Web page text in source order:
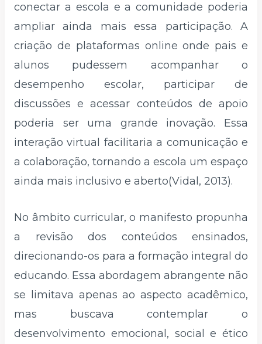
conectar a escola e a comunidade poderia
ampliar ainda mais essa participação. A
criação de plataformas online onde pais e
alunos pudessem acompanhar o
desempenho escolar, participar de
discussões e acessar conteúdos de apoio
poderia ser uma grande inovação. Essa
interação virtual facilitaria a comunicação e
a colaboração, tornando a escola um espaço
ainda mais inclusivo e aberto(Vidal, 2013).
No âmbito curricular, o manifesto propunha
a revisão dos conteúdos ensinados,
direcionando-os para a formação integral do
educando. Essa abordagem abrangente não
se limitava apenas ao aspecto acadêmico,
mas buscava contemplar o
desenvolvimento emocional, social e ético